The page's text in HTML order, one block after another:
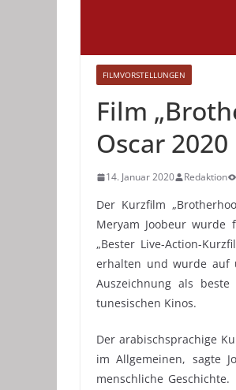
FILMVORSTELLUNGEN
Film
Oscar
14. Januar 2020 Redaktion
Der Kurzfilm
Meryam Joobeur wurde
„Bester Live-Action-
erhalten und wurde auf
Auszeichnung als
tunesischen Kinos.
Der arabischsprachige
im Allgemeinen, sagte
menschliche